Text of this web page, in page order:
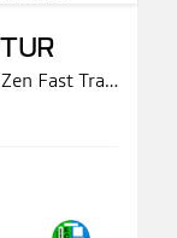
Captur E-TECH Híbrido Zen Fast Track 105kW